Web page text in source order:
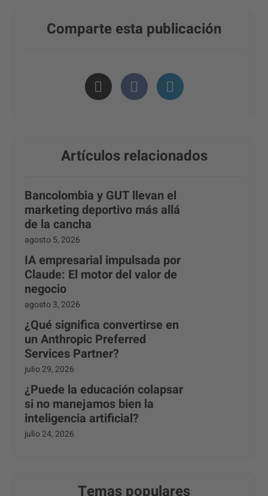
Comparte esta publicación
Artículos relacionados
Bancolombia y GUT llevan el
marketing deportivo más allá
de la cancha
agosto 5, 2026
IA empresarial impulsada por
Claude: El motor del valor de
negocio
agosto 3, 2026
¿Qué significa convertirse en
un Anthropic Preferred
Services Partner?
julio 29, 2026
¿Puede la educación colapsar
si no manejamos bien la
inteligencia artificial?
julio 24, 2026
Temas populares